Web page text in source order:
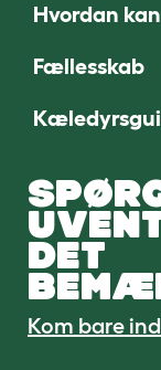
Hvordan
Fællesskab
DET
Kom bare